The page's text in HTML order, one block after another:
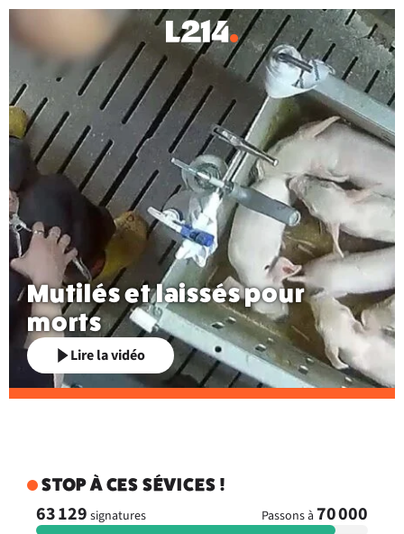
Mutilés et laissés pour
morts
Lire la vidéo
STOP À CES SÉVICES !
63 129 signatures Passons à 70 000